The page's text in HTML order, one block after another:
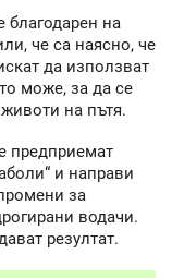
благодарен на
че са наясно, че
да използват
може, за да се
на пътя.
предприемат
и направи
за
водачи.
резултат.